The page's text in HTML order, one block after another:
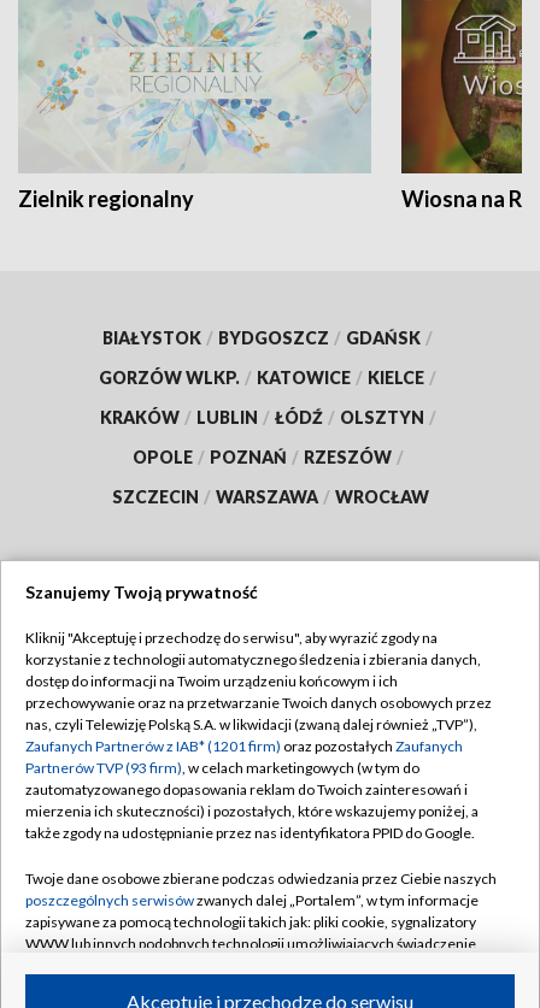
Zielnik regionalny Wiosna na
BIAŁYSTOK / BYDGOSZCZ / GDAŃSK /
GORZÓW WLKP. / KATOWICE / KIELCE /
KRAKÓW / LUBLIN / ŁÓDŹ / OLSZTYN /
OPOLE / POZNAŃ / RZESZÓW /
SZCZECIN / WARSZAWA / WROCŁAW
TVP
Abonament TVP
Emisja w TVP
Centrum informacji TVP
Naziemna Telewizja Cyfrowa
Rada Programowa
System NOS
Informacje o nadawcy
Regulamin TVP
Polityka prywatności
Moje zgody
Pomoc
Kontakt
Kanały
Szanujemy Twoją prywatność
Kliknij "Akceptuję i przechodzę do serwisu", aby wyrazić zgody na
korzystanie z technologii automatycznego śledzenia i zbierania danych,
dostęp do informacji na Twoim urządzeniu końcowym i ich
przechowywanie oraz na przetwarzanie Twoich danych osobowych przez
nas, czyli Telewizję Polską S.A. w likwidacji (zwaną dalej również „TVP”),
Zaufanych Partnerów z IAB* (1201 firm) oraz pozostałych Zaufanych
Partnerów TVP (93 firm), w celach marketingowych (w tym do
zautomatyzowanego dopasowania reklam do Twoich zainteresowań i
mierzenia ich skuteczności) i pozostałych, które wskazujemy poniżej, a
także zgody na udostępnianie przez nas identyfikatora PPID do Google.
Twoje dane osobowe zbierane podczas odwiedzania przez Ciebie naszych
poszczególnych serwisówzwanych dalej „Portalem”, w tym informacje
zapisywane za pomocą technologii takich jak: pliki cookie, sygnalizatory
WWW lub innych podobnych technologii umożliwiających świadczenie
Akceptuję i przechodzę do serwisu